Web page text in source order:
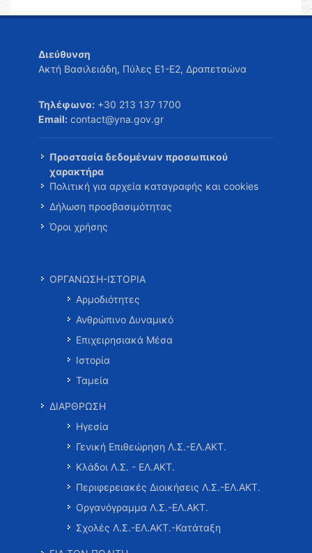
Διεύθυνση
Ακτή Βασιλειάδη, Πύλες Ε1-Ε2, Δραπετσώνα
Τηλέφωνο: +30 213 137 1700
Email: contact@yna.gov.gr
Προστασία δεδομένων προσωπικού
χαρακτήρα
Πολιτική για αρχεία καταγραφής και cookies
Δήλωση προσβασιμότητας
Όροι χρήσης
ΟΡΓΑΝΩΣΗ-ΙΣΤΟΡΙΑ
Αρμοδιότητες
Ανθρώπινο Δυναμικό
Επιχειρησιακά Μέσα
Ιστορία
Ταμεία
ΔΙΑΡΘΡΩΣΗ
Ηγεσία
Γενική Επιθεώρηση Λ.Σ.-ΕΛ.ΑΚΤ.
Κλάδοι Λ.Σ. - ΕΛ.ΑΚΤ.
Περιφερειακές Διοικήσεις Λ.Σ.-ΕΛ.ΑΚΤ.
Οργανόγραμμα Λ.Σ.-ΕΛ.ΑΚΤ.
Σχολές Λ.Σ.-ΕΛ.ΑΚΤ.-Κατάταξη